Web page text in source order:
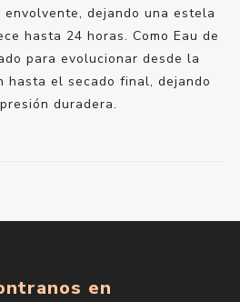
dejando una estela
hasta 24 horas. Como Eau de
para evolucionar desde la
hasta el secado final, dejando
duradera.
en